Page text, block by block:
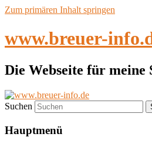
Zum primären Inhalt springen
www.breuer-
Die Webseite für meine
Suchen
Hauptmenü